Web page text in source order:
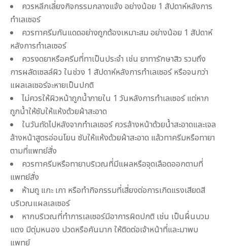
ควรหลีกเลี่ยงกิจกรรมกลางแจ้ง อย่างน้อย 1 สัปดาห์หลังการ
ทำเลเซอร์
ควรทาครีมกันแดดอย่างถูกต้องเหมาะสม อย่างน้อย 1 สัปดาห์
หลังการทำเลเซอร์
ควรงดยาหรือครีมที่ทาเป็นประจำ เช่น ยาทารักษาสิว รวมถึง
การผลัดเซลล์ผิว ในช่วง 1 สัปดาห์หลังการทำเลเซอร์ หรือจนกว่า
แผลเลเซอร์จะหายเป็นปกติ
ไม่ควรให้ผิวหน้าถูกน้ำภายใน 1 วันหลังการทำเลเซอร์ แต่หาก
ถูกน้ำให้ซับให้แห้งด้วยผ้าสะอาด
ในวันถัดไปหลังจากทำเลเซอร์ ควรล้างหน้าด้วยน้ำสะอาดและเจล
ล้างหน้าสูตรอ่อนโยน ซับให้แห้งด้วยผ้าสะอาด แล้วทาครีมหรือทายา
ตามที่แพทย์สั่ง
ควรทาครีมหรือทายาบริเวณที่มีแผลหรือจุดเลือดออกตามที่
แพทย์สั่ง
ห้ามถู แกะ เกา หรือทำกิจกรรมที่เสี่ยงต่อการเกิดแรงเสียดสี
บริเวณแผลเลเซอร์
หากบริเวณที่ทำการเลเซอร์มีอาการผิดปกติ เช่น เป็นผื่นบวม
แดง มีตุ่มหนอง ปวดหรือคันมาก ให้ติดต่อเจ้าหน้าที่และมาพบ
แพทย์